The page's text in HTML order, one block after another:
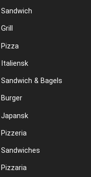
Sandwich
Grill
Pizza
Italiensk
Sandwich & Bagels
Burger
Japansk
Pizzeria
Sandwiches
Pizzaria